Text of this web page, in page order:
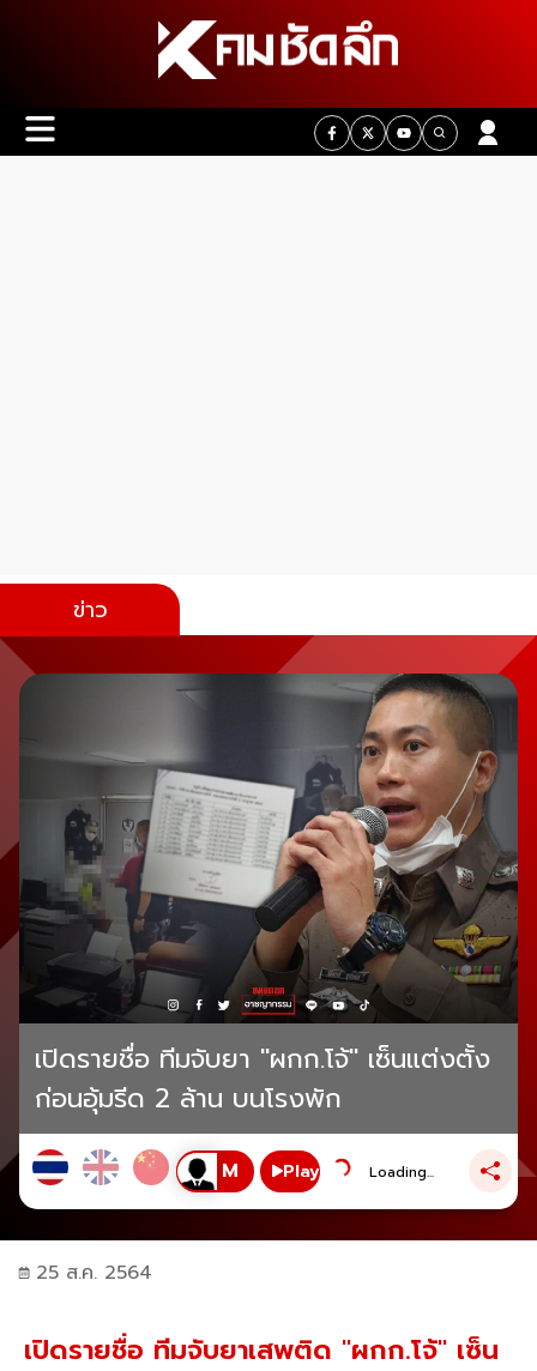
ข่าว
เปิดรายชื่อ ทีมจับยา "ผกก.โจ้" เซ็นแต่งตั้ง
ก่อนอุ้มรีด 2 ล้าน บนโรงพัก
Play Loading...
25 ส.ค. 2564
เปิดรายชื่อ ทีมจับยาเสพติด "ผกก.โจ้" เซ็น